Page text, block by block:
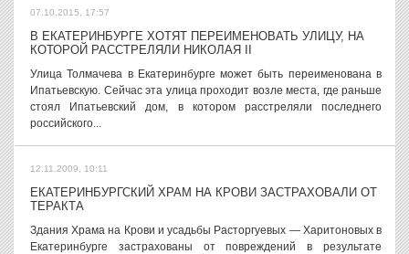
07.10.2015, 17:57
В ЕКАТЕРИНБУРГЕ ХОТЯТ ПЕРЕИМЕНОВАТЬ УЛИЦУ, НА
КОТОРОЙ РАССТРЕЛЯЛИ НИКОЛАЯ II
Улица Толмачева в Екатеринбурге может быть переименована в
Ипатьевскую. Сейчас эта улица проходит возле места, где раньше
стоял Ипатьевский дом, в котором расстреляли последнего
российского...
12.11.2009, 10:11
ЕКАТЕРИНБУРГСКИЙ ХРАМ НА КРОВИ ЗАСТРАХОВАЛИ ОТ
ТЕРАКТА
Здания Храма на Крови и усадьбы Расторгуевых — Харитоновых в
Екатеринбурге застрахованы от повреждений в результате